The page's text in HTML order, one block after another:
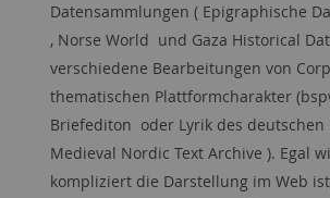
Datensammlungen ( Epigraphische
, Norse World und Gaza Historical
verschiedene Bearbeitungen von
thematischen Plattformcharakter
Briefediton oder Lyrik des
Medieval Nordic Text Archive ). Egal
kompliziert die Darstellung im Web